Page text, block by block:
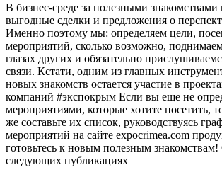
В бизнес-среде за полезными знакомствами
выгодные сделки и предложения о
Именно поэтому мы: определяем цели,
мероприятий, сколько возможно,
глазах других и обязательно
связи. Кстати, одним из главных
новых знакомств остается участие в
компаний #экспокрым Если вы еще не
мероприятиями, которые хотите посетить,
же составьте их список, руководствуясь
мероприятий на сайте expocrimea.com
готовьтесь к новым полезным
следующих публикациях